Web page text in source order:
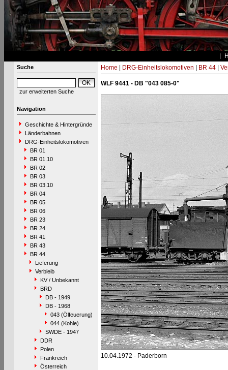
Suche
zur erweiterten Suche
Navigation
Geschichte & Hintergründe
Länderbahnen
DRG-Einheitslokomotiven
BR 01
BR 01.10
BR 02
BR 03
BR 03.10
BR 04
BR 05
BR 06
BR 23
BR 24
BR 41
BR 43
BR 44
Lieferung
Verbleib
KV / Unbekannt
BRD
DB - 1949
DB - 1968
043 (Ölfeuerung)
044 (Kohle)
SWDE - 1947
DDR
Polen
Frankreich
Österreich
Home DRG-Einheitslokomotiven BR 44|
WLF 9441 - DB "043 085-0"
10.04.1972 - Paderborn